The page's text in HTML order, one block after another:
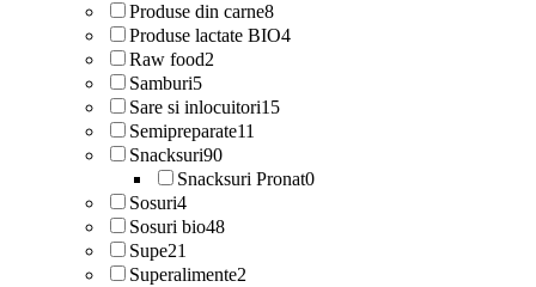
Produse din carne8
Produse lactate BIO4
Raw food2
Samburi5
Sare si inlocuitori15
Semipreparate11
Snacksuri90
Snacksuri Pronat0
Sosuri4
Sosuri bio48
Supe21
Superalimente2